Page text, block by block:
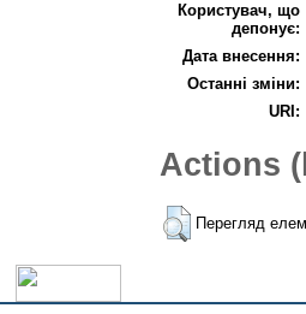
Користувач, що
депонує:
Дата внесення:
Останні зміни:
URI:
Actions
Перегляд